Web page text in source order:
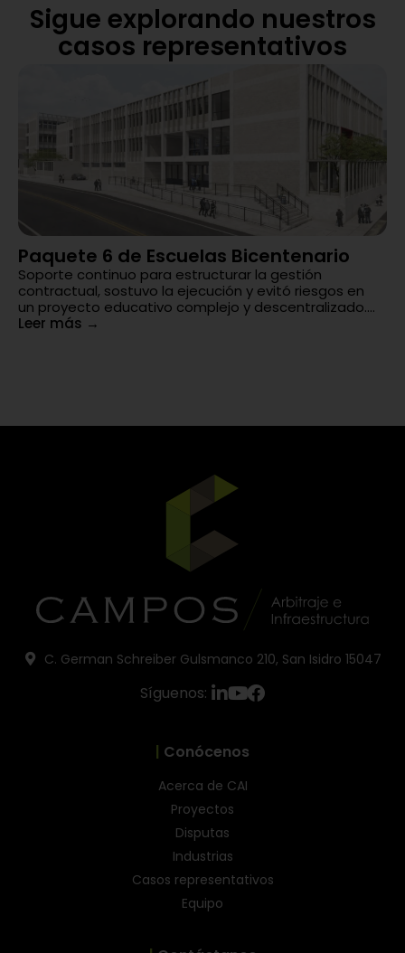
Sigue explorando nuestros
casos representativos
Paquete 6 de Escuelas Bicentenario
Soporte continuo para estructurar la gestión
contractual, sostuvo la ejecución y evitó riesgos en
un proyecto educativo complejo y descentralizado....
Leer más →
C. German Schreiber Gulsmanco 210, San Isidro 15047
Síguenos:
| Conócenos
Acerca de CAI
Proyectos
Disputas
Industrias
Casos representativos
Equipo